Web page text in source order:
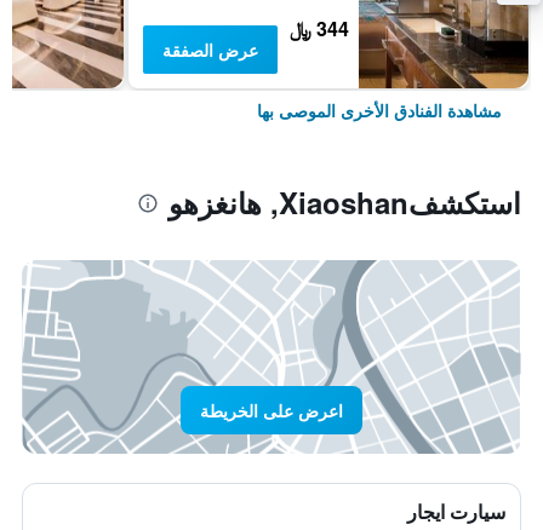
344 ﷼
عرض الصفقة
مشاهدة الفنادق الأخرى الموصى بها
استكشفXiaoshan, هانغزهو
اعرض على الخريطة
سيارت ايجار